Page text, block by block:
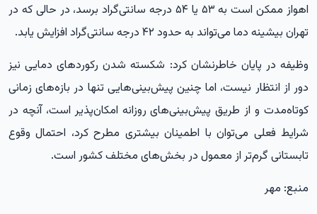
اهواز ممکن است به ۵۳ یا ۵۴ درجه سانتی‌گراد برسد، در حالی که در
تهران بیشینه دما می‌تواند به حدود ۴۲ درجه سانتی‌گراد افزایش یابد.
وظیفه در پایان خاطرنشان کرد: شکسته شدن رکوردهای دمایی نیز
دور از انتظار نیست، اما چنین پیش‌بینی‌هایی تنها در بازه‌های زمانی
کوتاه‌مدت و از طریق پیش‌بینی‌های روزانه امکان‌پذیر است، آنچه در
شرایط فعلی می‌توان با اطمینان بیشتری مطرح کرد، احتمال وقوع
تابستانی گرم‌تر از معمول در بخش‌های مختلف کشور است.
منبع: مهر